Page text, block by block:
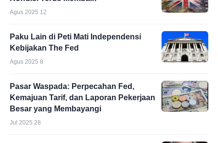
Agus 2025 12
Paku Lain di Peti Mati Independensi
Kebijakan The Fed
Agus 2025 8
Pasar Waspada: Perpecahan Fed,
Kemajuan Tarif, dan Laporan Pekerjaan
Besar yang Membayangi
Jul 2025 28